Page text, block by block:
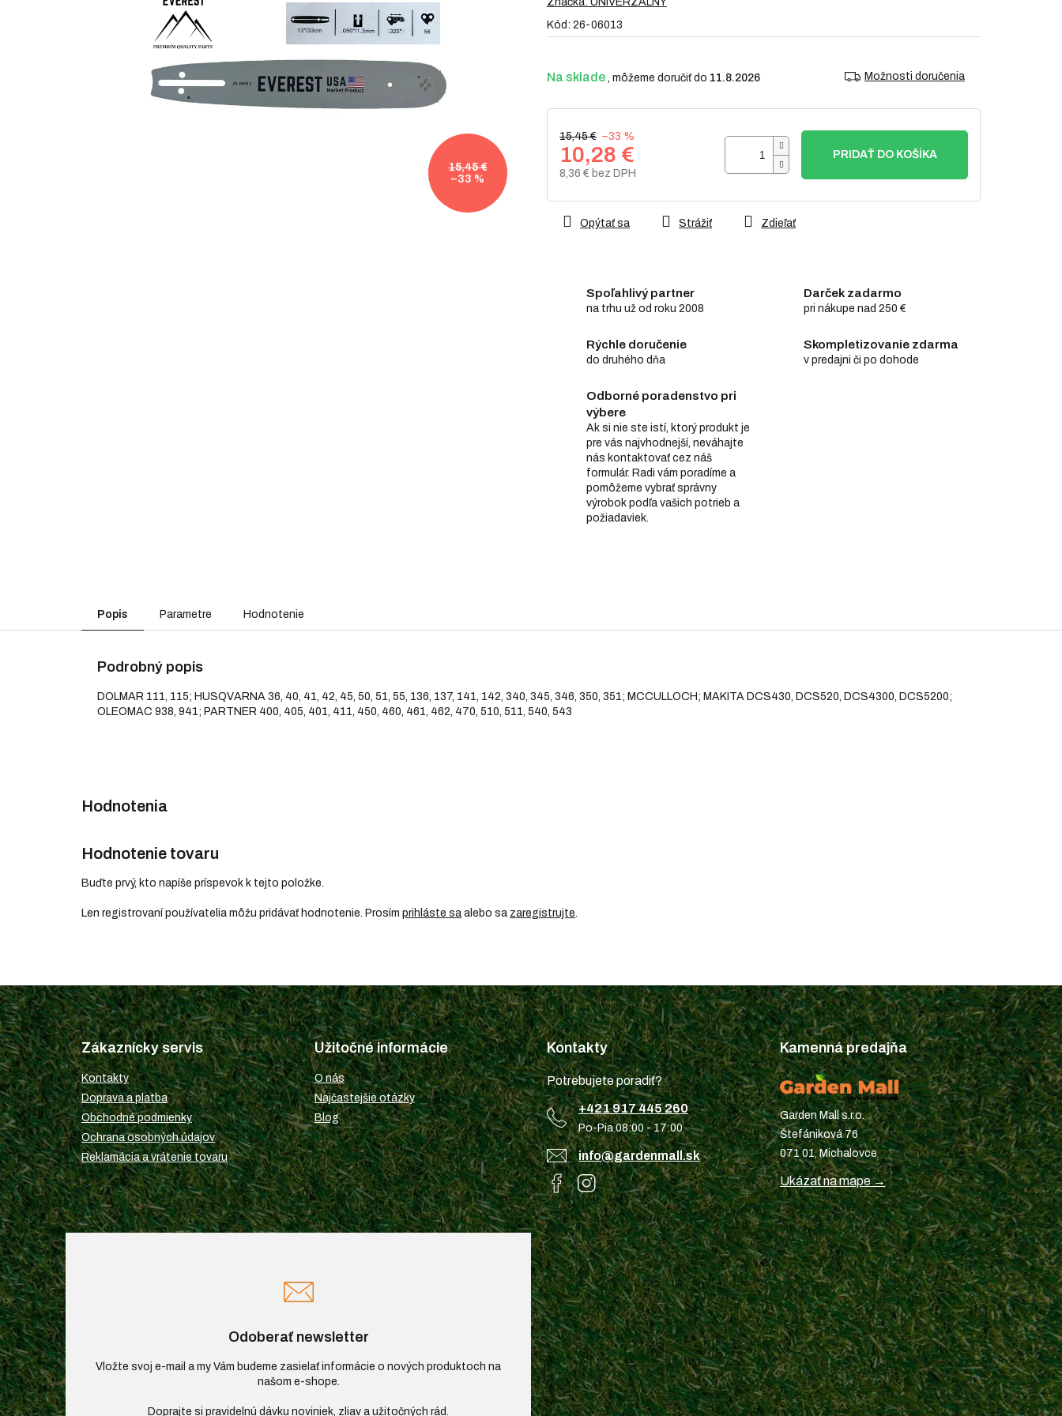
15,45 €
–33 %
Kód: 26-06013
Na sklade 11.8.2026 Možnosti doručenia
15,45 € –33 %
10,28 €
8,36 € bez DPH
PRIDAŤ DO KOŠÍKA
Opýtať sa Strážiť Zdieľať
Spoľahlivý partner
na trhu už od roku 2008
Darček zadarmo
pri nákupe nad 250 €
Rýchle doručenie
do druhého dňa
Skompletizovanie zdarma
v predajni či po dohode
Odborné poradenstvo pri
výbere
Ak si nie ste istí, ktorý produkt je
pre vás najvhodnejší, neváhajte
nás kontaktovať cez náš
formulár. Radi vám poradíme a
pomôžeme vybrať správny
výrobok podľa vašich potrieb a
požiadaviek.
0,0
hviezdičiek.
Popis Parametre Hodnotenie
Podrobný popis
DOLMAR 111, 115; HUSQVARNA 36, 40, 41, 42, 45, 50, 51, 55, 136, 137, 141, 142, 340, 345, 346, 350, 351; MCCULLOCH; MAKITA DCS430, DCS520, DCS4300, DCS5200;
OLEOMAC 938, 941; PARTNER 400, 405, 401, 411, 450, 460, 461, 462, 470, 510, 511, 540, 543
Hodnotenie tovaru
Buďte prvý, kto napíše príspevok k tejto položke.
Len registrovaní používatelia môžu pridávať hodnotenie. Prosím prihláste sa alebo sa zaregistrujte
Z
á
p
ä
t
i
e
Zákaznícky servis
Kontakty
Doprava a platba
Obchodné podmienky
Ochrana osobných údajov
Reklamácia a vrátenie tovaru
Užitočné informácie
O nás
Najčastejšie otázky
Blog
Kontakty
Potrebujete poradiť?
+421 917 445 260
Po-Pia 08:00 - 17:00
info@gardenmall.sk
Kamenná predajňa
Garden Mall s.r.o.
Štefániková 76
071 01, Michalovce
Ukázať na mape →
Odoberať newsletter
Vložte svoj e-mail a my Vám budeme zasielať informácie o nových produktoch na
našom e-shope.